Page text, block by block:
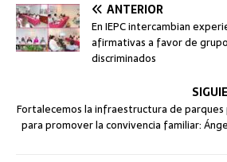
ANTERIOR
En IEPC intercambian
afirmativas a favor de
discriminados
Fortalecemos la infraestructura de parques
para promover la convivencia familiar: